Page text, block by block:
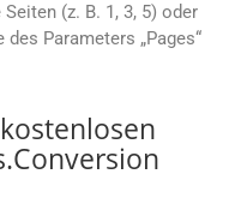
(z. B. 1, 3, 5) oder
Parameters „Pages“